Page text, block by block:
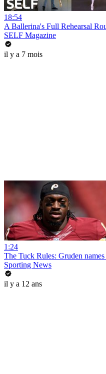
18:54
A Ballerina's Full Rehearsal
SELF Magazine
il y a 7 mois
1:24
The Tuck Rules: Gruden
Sporting News
il y a 12 ans